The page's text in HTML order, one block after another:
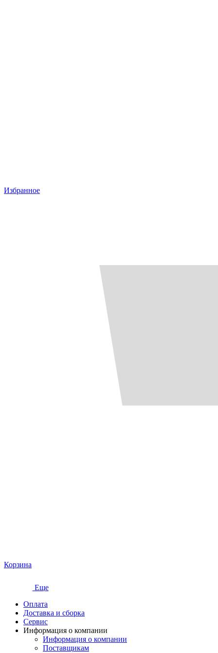
Избранное
Корзина
Еще
Оплата
Доставка и сборка
Сервис
Информация о компании
Информация о компании
Поставщикам